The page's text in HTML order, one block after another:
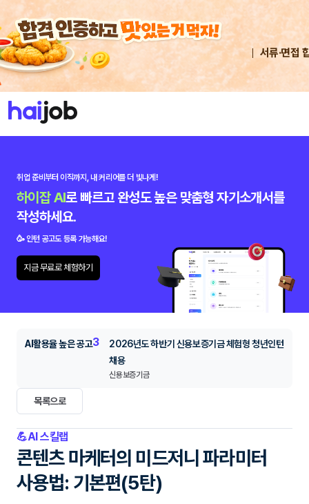
서류·면접
취업 준비부터 이직까지,내 커리어를 더 빛나게!
하이잡 AI로 빠르고 완성도 높은 맞춤형 자기소개서를
작성하세요.
🥳 인턴 공고도 등록 가능해요!
지금 무료로 체험하기
AI활용율 높은 공고3
2026년도 하반기 신용보증기금 체험형 청년인턴
채용
신용보증기금
목록으로
💪AI 스킬랩
콘텐츠 마케터의 미드저니 파라미터
사용법: 기본편(5탄)